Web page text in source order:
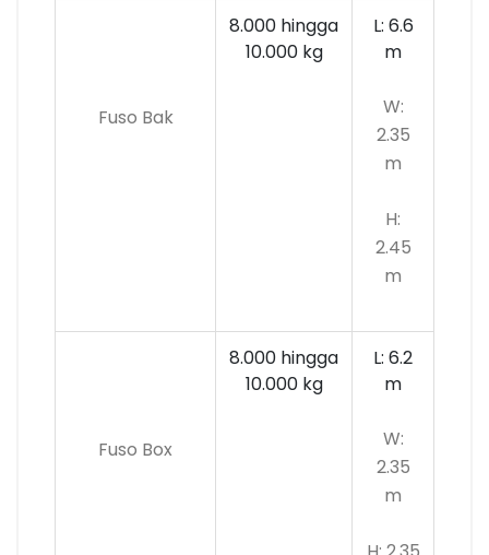
Fuso Bak
8.000 hingga
10.000kg
L: 6.6
m
W:
2.35
m
H:
2.45
m
Fuso Box
8.000 hingga
10.000 kg
L: 6.2
m
W:
2.35
m